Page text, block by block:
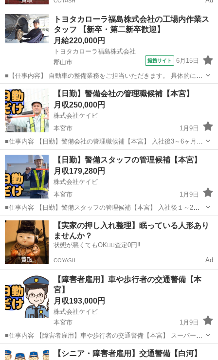
トヨタカローラ福島株式会社の工場内作業ス
タッフ 【新卒・第二新卒歓迎】
月給220,000円
トヨタカローラ福島株式会社
郡山市
提携サイト 6月15日
■【仕事内容】 自動車の整備業務をご担当いただきます。 具体的に
は… ・自動車の点検・整備 （車検、12ヶ月点検、6ヶ月点検、オイル/
タイヤ交換、故障修理と点検、整備内容の説明など） ・引き取り・納
車 カローラ・パッソなど...
福島 郡山市 メンテナンス
【日勤】警備会社の管理職候補【本宮】
月収250,000円
株式会社ケイビ
本宮市
1月9日
■仕事内容 【日勤】警備会社の管理職候補【本宮】 入社後3～6ヶ月程
度は、当社の業務体制等を知って頂く為に現場に出て頂きますが、そ
の後は管理職候補として、事務所での支店長補佐などをお任せしま
す。 【入社時】 ・交...
福島 本宮市 警備員
【日勤】警備スタッフの管理候補【本宮】
月収179,280円
株式会社ケイビ
本宮市
1月9日
■仕事内容 【日勤】警備スタッフの管理候補【本宮】 入社後１～2年
は警備業務で経験を積んで頂いた後、幹部候補として事務所での管理
業務をお任せします。 【入社時】 ・交通誘導警備 、車両・歩行者の
誘導 ・駐車場警...
福島 本宮市 警備員
【実家の押し入れ整理】眠っている人形あり
ませんか？
状態が悪くてもOK🙆‍♀️査定0円‼️
COYASH Ad
【障害者雇用】車や歩行者の交通警備【本
宮】
月収193,000円
株式会社ケイビ
本宮市
1月9日
■仕事内容 【障害者雇用】車や歩行者の交通警備【本宮】 スーパー、
大型施設などの駐車場や工事現場にて車や歩行者の安全を守るお仕事
です。交通誘導をしたり、駐車場の案内をお任せします。初めての方
本宮市 障害者雇用
【シニア・障害者雇用】交通警備【白河】